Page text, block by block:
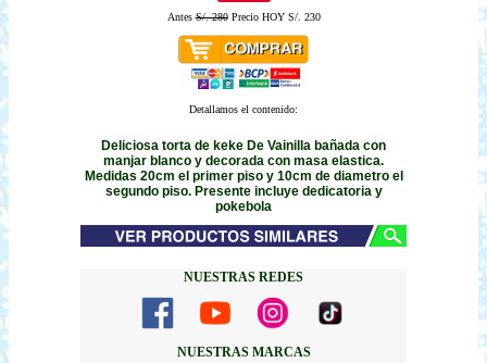
AntesS/. 280Precio HOY S/. 230
Detallamos el contenido:
Deliciosa torta de keke De Vainilla bañada con
manjar blanco y decorada con masa elastica.
Medidas 20cm el primer piso y 10cm de diametro el
segundo piso. Presente incluye dedicatoria y
pokebola
NUESTRAS REDES
NUESTRAS MARCAS